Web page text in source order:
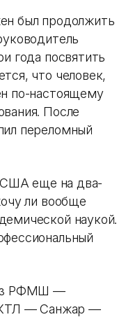
был продолжить
года посвятить
что человек,
по-настоящему
После
переломный
США еще на два-
ли вообще
наукой.
РФМШ —
КТЛ — Санжар —